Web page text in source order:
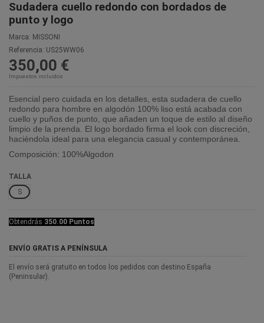
Sudadera cuello redondo con bordados de
punto y logo
Marca: MISSONI
Referencia: US25WW06
350,00 €
Impuestos incluidos
Esencial pero cuidada en los detalles, esta sudadera de cuello
redondo para hombre en algodón 100% liso está acabada con
cuello y puños de punto, que añaden un toque de estilo al diseño
limpio de la prenda. El logo bordado firma el look con discreción,
haciéndola ideal para una elegancia casual y contemporánea.
Composición: 100%Algodon
TALLA
S
Obtendrás 350.00 Puntos
ENVÍO GRATIS A PENÍNSULA
El envío será gratuito en todos los pedidos con destino España
(Peninsular).